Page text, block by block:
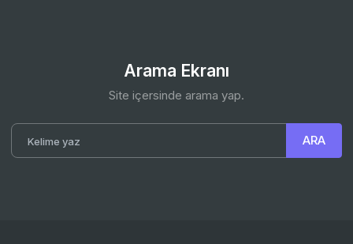
Arama Ekranı
Site içersinde arama yap.